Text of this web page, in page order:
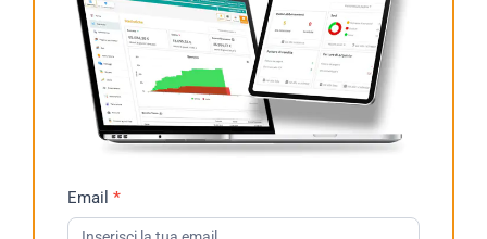
Richiesta
Demo
Email *